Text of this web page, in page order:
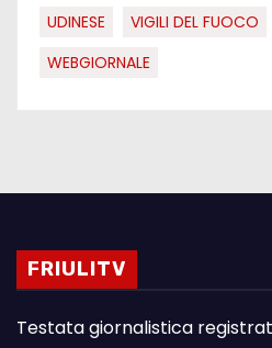
UDINESE
VIGILI DEL FUOCO
WEBGIORNALE
FRIULITV
Testata giornalistica